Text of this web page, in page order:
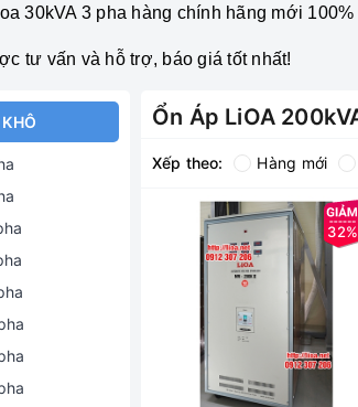
30kVA 3 pha hàng chính hãng mới 100%
tư vấn và hỗ trợ, báo giá tốt nhất!
Ổn Áp LiOA
Xếp theo: Hàng mới
32%